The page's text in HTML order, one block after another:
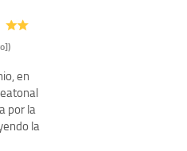
en
por la
la